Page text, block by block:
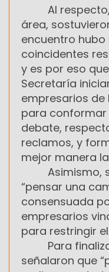
Al respecto,
área,
encuentro
coincidentes
y es por eso
Secretaría
empresarios de
para
debate,
reclamos, y
mejor manera
Asimismo,
“pensar una
consensuada
empresarios
para restringir
Para
señalaron que